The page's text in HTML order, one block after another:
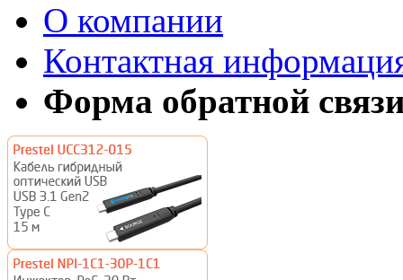
О компании
Контактная
Форма обратной